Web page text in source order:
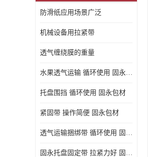
防滑纸应用场景广泛
机械设备用拉紧带
透气缠绕膜的重量
水果透气运输 循环使用 固永包材
托盘围挡 循环使用 固永包材
紧固带 操作简便 固永包材
透气运输捆绑带 循环使用 固永包材
固永托盘固定带 拉紧力好 固永包材